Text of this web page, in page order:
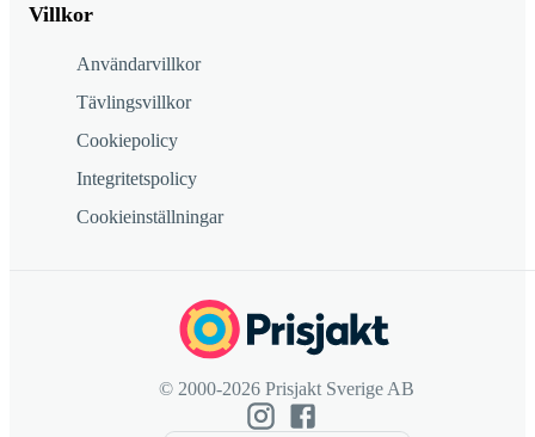
Villkor
Användarvillkor
Tävlingsvillkor
Cookiepolicy
Integritetspolicy
Cookieinställningar
© 2000-2026 Prisjakt Sverige AB